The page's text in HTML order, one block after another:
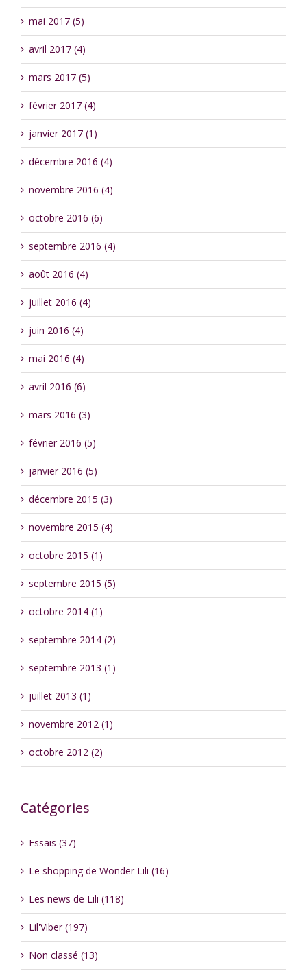
mai 2017 (5)
avril 2017 (4)
mars 2017 (5)
février 2017 (4)
janvier 2017 (1)
décembre 2016 (4)
novembre 2016 (4)
octobre 2016 (6)
septembre 2016 (4)
août 2016 (4)
juillet 2016 (4)
juin 2016 (4)
mai 2016 (4)
avril 2016 (6)
mars 2016 (3)
février 2016 (5)
janvier 2016 (5)
décembre 2015 (3)
novembre 2015 (4)
octobre 2015 (1)
septembre 2015 (5)
octobre 2014 (1)
septembre 2014 (2)
septembre 2013 (1)
juillet 2013 (1)
novembre 2012 (1)
octobre 2012 (2)
Catégories
Essais (37)
Le shopping de Wonder Lili (16)
Les news de Lili (118)
Lil'Viber (197)
Non classé (13)